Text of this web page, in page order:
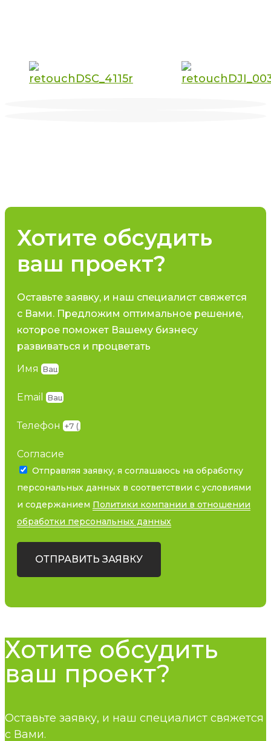
Хотите обсудить
ваш проект?
Оставьте заявку, и наш специалист свяжется
с Вами. Предложим оптимальное решение,
которое поможет Вашему бизнесу
развиваться и процветать
Имя
Email
Телефон
Согласие
Отправляя заявку, я соглашаюсь на обработку
персональных данных в соответствии с условиями
и содержанием Политики компании в отношении
обработки персональных данных
ОТПРАВИТЬ ЗАЯВКУ
Хотите обсудить
ваш проект?
Оставьте заявку, и наш специалист свяжется
с Вами.